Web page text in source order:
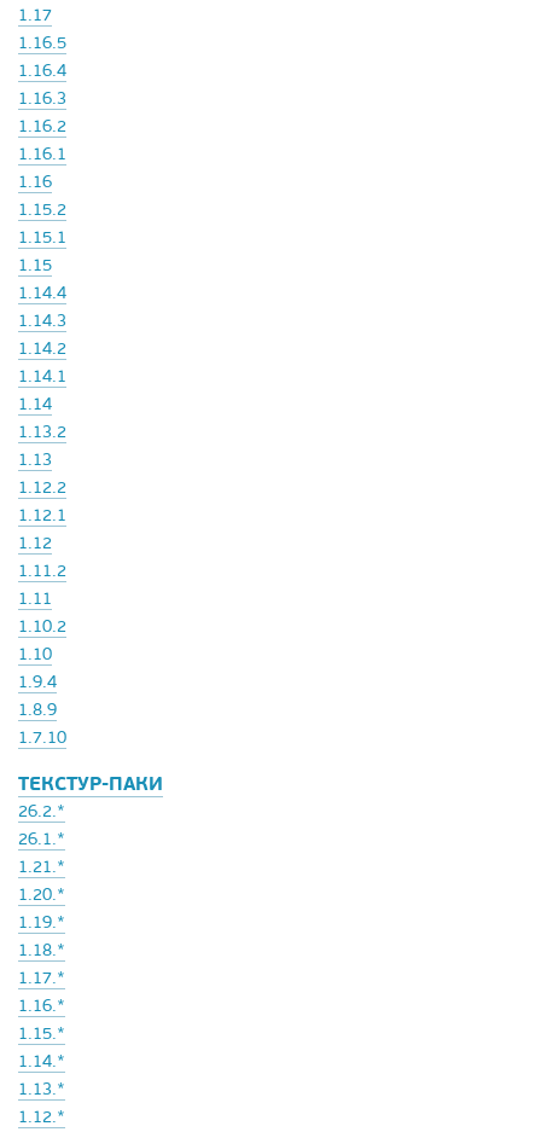
1.17
1.16.5
1.16.4
1.16.3
1.16.2
1.16.1
1.16
1.15.2
1.15.1
1.15
1.14.4
1.14.3
1.14.2
1.14.1
1.14
1.13.2
1.13
1.12.2
1.12.1
1.12
1.11.2
1.11
1.10.2
1.10
1.9.4
1.8.9
1.7.10
ТЕКСТУР-ПАКИ
26.2.*
26.1.*
1.21.*
1.20.*
1.19.*
1.18.*
1.17.*
1.16.*
1.15.*
1.14.*
1.13.*
1.12.*